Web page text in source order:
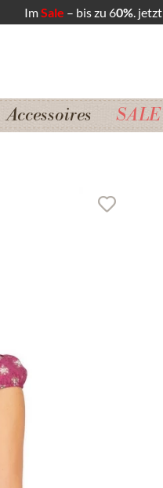
ImSale – bis zu 60%. jetzt
Accessoires SALE